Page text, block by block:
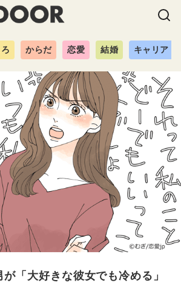
からだ 恋愛 結婚 キャリア
「大好きな彼女でも冷める」